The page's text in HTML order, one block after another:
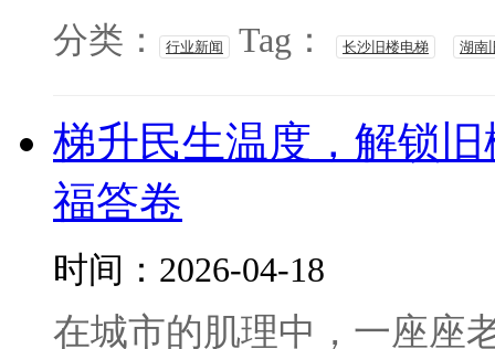
分类： 行业新闻 Tag： 长沙旧楼电梯 湖南
梯升民生温度，解锁
福答卷
时间：2026-04-18
在城市的肌理中，一座座